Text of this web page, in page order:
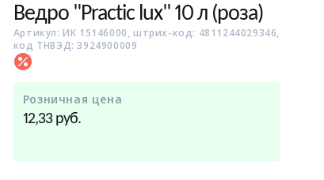
Ведро "Practic lux" 10 л (роза)
Артикул: ИК 15146000, штрих-код: 4811244029346,
код ТНВЭД: 3924900009
Розничная цена
12,33руб.